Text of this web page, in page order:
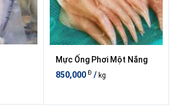
Mực Ống Phơi Một Nắng
850,000 Đ / kg